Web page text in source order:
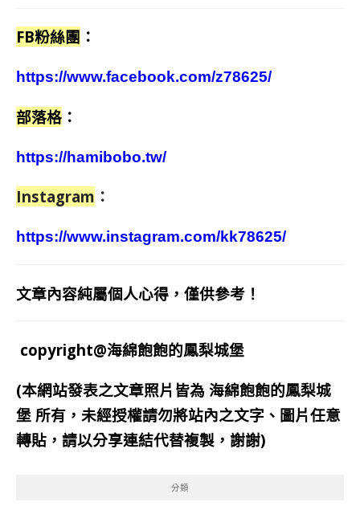
FB粉絲團 ：
https://www.facebook.com/z78625/
部落格 ：
https://hamibobo.tw/
Instagram ：
https://www.instagram.com/kk78625/
文章內容純屬個人心得，僅供參考！
copyright@海綿飽飽的鳳梨城堡
(本網站發表之文章照片皆為 海綿飽飽的鳳梨城
堡 所有，未經授權請勿將站內之文字、圖片任意
轉貼，請以分享連結代替複製，謝謝)
分類